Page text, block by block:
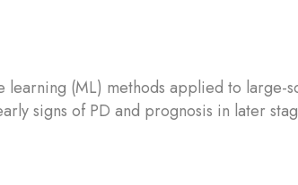
(ML) methods applied to large-
signs of PD and prognosis in later